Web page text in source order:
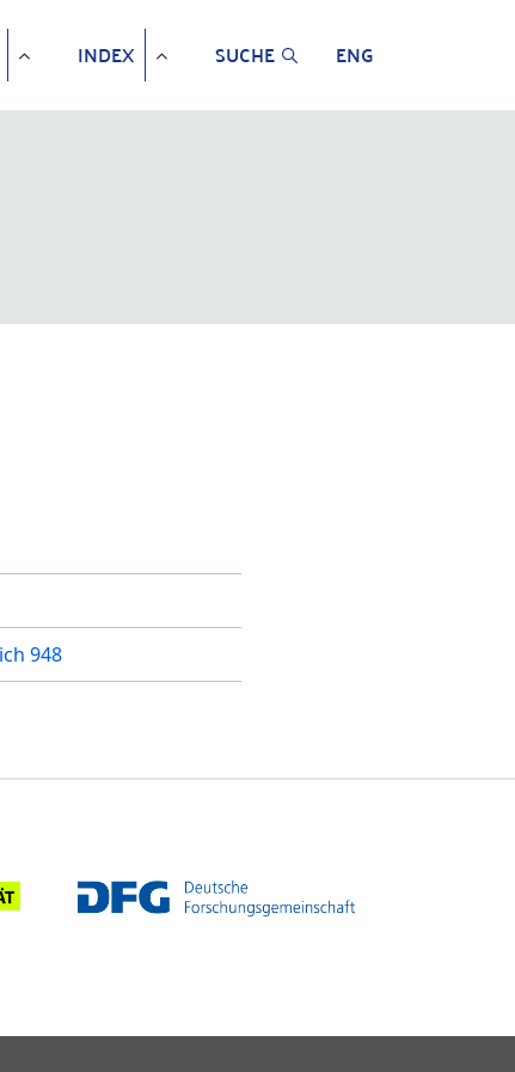
INDEX SUCHE ENG
948